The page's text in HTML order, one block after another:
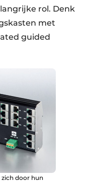
rol. Denk
met
guided
zich door hun